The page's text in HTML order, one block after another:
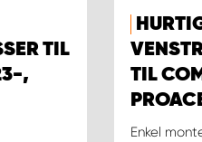
TIL
,
TIL
Enkel